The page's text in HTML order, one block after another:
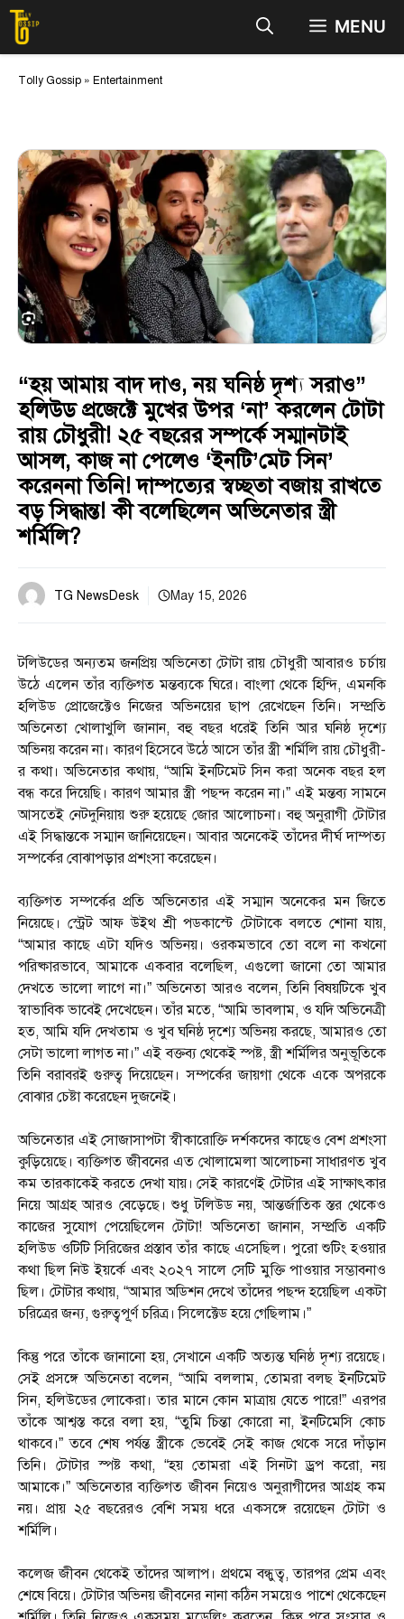
Skip
content
MENU
Tolly Gossip » Entertainment
“হয় আমায় বাদ দাও, নয় ঘনিষ্ঠ দৃশ্য সরাও”
হলিউড প্রজেক্টে মুখের উপর ‘না’ করলেন টোটা
রায় চৌধুরী! ২৫ বছরের সম্পর্কে সম্মানটাই
আসল, কাজ না পেলেও ‘ইনটি’মেট সিন’
করেননা তিনি! দাম্পত্যের স্বচ্ছতা বজায় রাখতে
বড় সিদ্ধান্ত! কী বলেছিলেন অভিনেতার স্ত্রী
শর্মিলি?
TG NewsDesk May 15, 2026
টলিউডের অন্যতম জনপ্রিয় অভিনেতা টোটা রায় চৌধুরী আবারও চর্চায়
উঠে এলেন তাঁর ব্যক্তিগত মন্তব্যকে ঘিরে। বাংলা থেকে হিন্দি, এমনকি
হলিউড প্রোজেক্টেও নিজের অভিনয়ের ছাপ রেখেছেন তিনি। সম্প্রতি
অভিনেতা খোলাখুলি জানান, বহু বছর ধরেই তিনি আর ঘনিষ্ঠ দৃশ্যে
অভিনয় করেন না। কারণ হিসেবে উঠে আসে তাঁর স্ত্রী শর্মিলি রায় চৌধুরী-
র কথা। অভিনেতার কথায়, “আমি ইনটিমেট সিন করা অনেক বছর হল
বন্ধ করে দিয়েছি। কারণ আমার স্ত্রী পছন্দ করেন না।” এই মন্তব্য সামনে
আসতেই নেটদুনিয়ায় শুরু হয়েছে জোর আলোচনা। বহু অনুরাগী টোটার
এই সিদ্ধান্তকে সম্মান জানিয়েছেন। আবার অনেকেই তাঁদের দীর্ঘ দাম্পত্য
সম্পর্কের বোঝাপড়ার প্রশংসা করেছেন।
ব্যক্তিগত সম্পর্কের প্রতি অভিনেতার এই সম্মান অনেকের মন জিতে
নিয়েছে। স্ট্রেট আফ উইথ শ্রী পডকাস্টে টোটাকে বলতে শোনা যায়,
“আমার কাছে এটা যদিও অভিনয়। ওরকমভাবে তো বলে না কখনো
পরিষ্কারভাবে, আমাকে একবার বলেছিল, এগুলো জানো তো আমার
দেখতে ভালো লাগে না।” অভিনেতা আরও বলেন, তিনি বিষয়টিকে খুব
স্বাভাবিক ভাবেই দেখেছেন। তাঁর মতে, “আমি ভাবলাম, ও যদি অভিনেত্রী
হত, আমি যদি দেখতাম ও খুব ঘনিষ্ঠ দৃশ্যে অভিনয় করছে, আমারও তো
সেটা ভালো লাগত না।” এই বক্তব্য থেকেই স্পষ্ট, স্ত্রী শর্মিলির অনুভূতিকে
তিনি বরাবরই গুরুত্ব দিয়েছেন। সম্পর্কের জায়গা থেকে একে অপরকে
বোঝার চেষ্টা করেছেন দুজনেই।
অভিনেতার এই সোজাসাপটা স্বীকারোক্তি দর্শকদের কাছেও বেশ প্রশংসা
কুড়িয়েছে। ব্যক্তিগত জীবনের এত খোলামেলা আলোচনা সাধারণত খুব
কম তারকাকেই করতে দেখা যায়। সেই কারণেই টোটার এই সাক্ষাৎকার
নিয়ে আগ্রহ আরও বেড়েছে। শুধু টলিউড নয়, আন্তর্জাতিক স্তর থেকেও
কাজের সুযোগ পেয়েছিলেন টোটা! অভিনেতা জানান, সম্প্রতি একটি
হলিউড ওটিটি সিরিজের প্রস্তাব তাঁর কাছে এসেছিল। পুরো শুটিং হওয়ার
কথা ছিল নিউ ইয়র্কে এবং ২০২৭ সালে সেটি মুক্তি পাওয়ার সম্ভাবনাও
ছিল। টোটার কথায়, “আমার অডিশন দেখে তাঁদের পছন্দ হয়েছিল একটা
চরিত্রের জন্য, গুরুত্বপূ্র্ণ চরিত্র। সিলেক্টেড হয়ে গেছিলাম।”
কিন্তু পরে তাঁকে জানানো হয়, সেখানে একটি অত্যন্ত ঘনিষ্ঠ দৃশ্য রয়েছে।
সেই প্রসঙ্গে অভিনেতা বলেন, “আমি বললাম, তোমরা বলছ ইনটিমেট
সিন, হলিউডের লোকেরা। তার মানে কোন মাত্রায় যেতে পারে!” এরপর
তাঁকে আশ্বস্ত করে বলা হয়, “তুমি চিন্তা কোরো না, ইনটিমেসি কোচ
থাকবে।” তবে শেষ পর্যন্ত স্ত্রীকে ভেবেই সেই কাজ থেকে সরে দাঁড়ান
তিনি। টোটার স্পষ্ট কথা, “হয় তোমরা এই সিনটা ড্রপ করো, নয়
আমাকে।” অভিনেতার ব্যক্তিগত জীবন নিয়েও অনুরাগীদের আগ্রহ কম
নয়। প্রায় ২৫ বছরেরও বেশি সময় ধরে একসঙ্গে রয়েছেন টোটা ও
শর্মিলি।
কলেজ জীবন থেকেই তাঁদের আলাপ। প্রথমে বন্ধুত্ব, তারপর প্রেম এবং
শেষে বিয়ে। টোটার অভিনয় জীবনের নানা কঠিন সময়েও পাশে থেকেছেন